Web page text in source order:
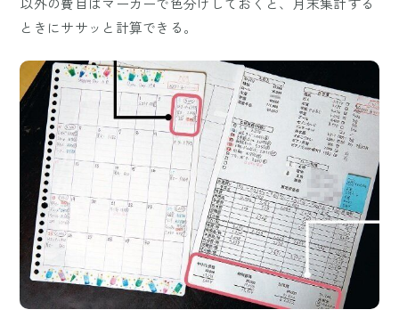
ときにササッと計算できる。